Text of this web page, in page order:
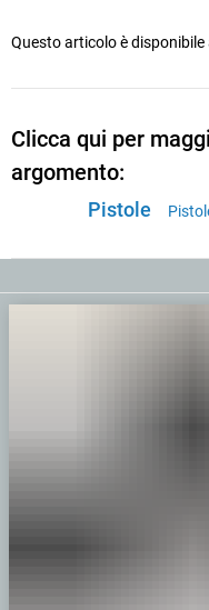
Questo articolo è
Clicca qui per
argomento:
Pistole